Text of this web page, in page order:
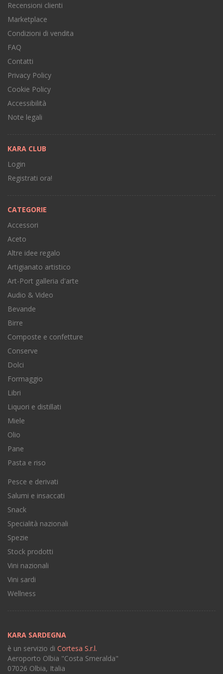
Recensioni clienti
Marketplace
Condizioni di vendita
FAQ
Contatti
Privacy Policy
Cookie Policy
Accessibilità
Note legali
KARA CLUB
Login
Registrati ora!
CATEGORIE
Accessori
Aceto
Altre idee regalo
Artigianato artistico
Art-Port galleria d'arte
Audio & Video
Bevande
Birre
Composte e confetture
Conserve
Dolci
Formaggio
Libri
Liquori e distillati
Miele
Olio
Pane
Pasta e riso
Pesce e derivati
Salumi e insaccati
Snack
Specialità nazionali
Spezie
Stock prodotti
Vini nazionali
Vini sardi
Wellness
KARA SARDEGNA
è un servizio di Cortesa S.r.l.
Aeroporto Olbia "Costa Smeralda"
07026 Olbia, Italia